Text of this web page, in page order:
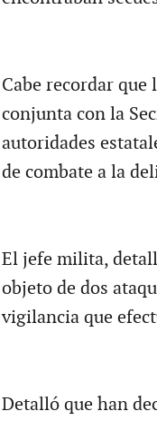
Cabe recordar que
conjunta con la
autoridades
de combate a la
El jefe milita,
objeto de dos
vigilancia que
Detalló que han